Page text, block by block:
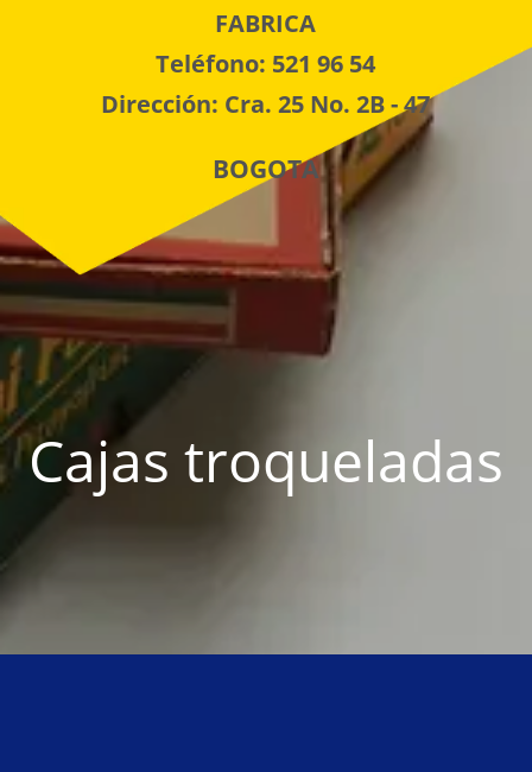
FABRICA
Teléfono: 521 96 54
Dirección: Cra. 25 No. 2B - 47
BOGOTA
Cajas troqueladas